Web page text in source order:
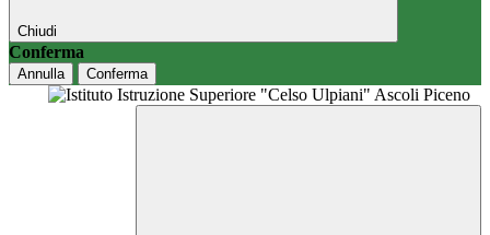
Chiudi
Conferma
Annulla Conferma